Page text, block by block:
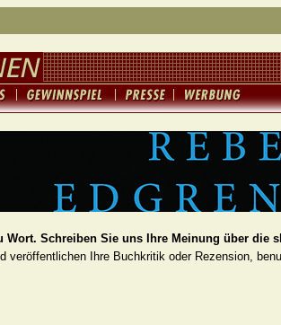
Wort. Schreiben Sie uns Ihre Meinung über die
veröffentlichen Ihre Buchkritik oder Rezension,